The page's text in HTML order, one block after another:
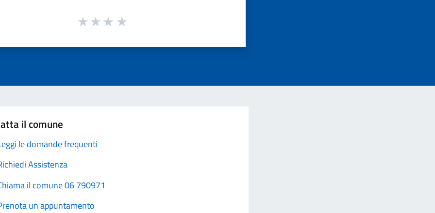
il comune
le domande frequenti
Assistenza
il comune 06 790971
un appuntamento